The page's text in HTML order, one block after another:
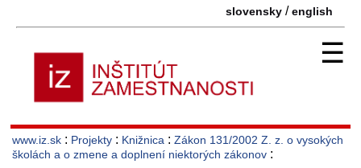
slovensky /english
☰
www.iz.sk : Projekty : Knižnica : Zákon 131/2002 Z. z. o vysokých
školách a o zmene a doplnení niektorých zákonov :